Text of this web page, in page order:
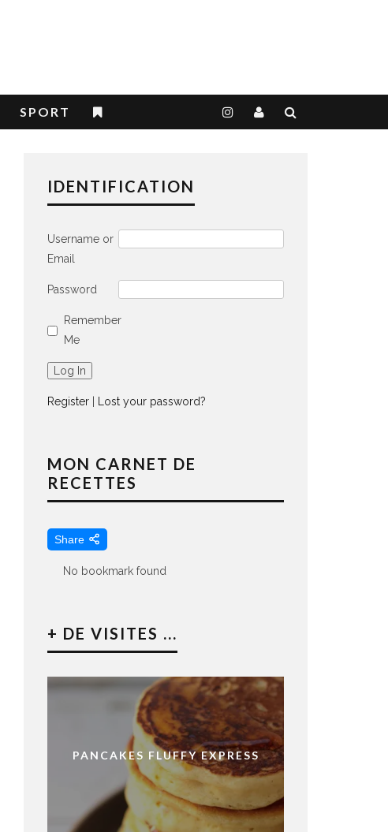
SPORT
IDENTIFICATION
Username or
Email
Password
Remember
Me
Register Lost your password?
MON CARNET DE
RECETTES
Share
No bookmark found
+ DE VISITES ...
PANCAKES FLUFFY EXPRESS